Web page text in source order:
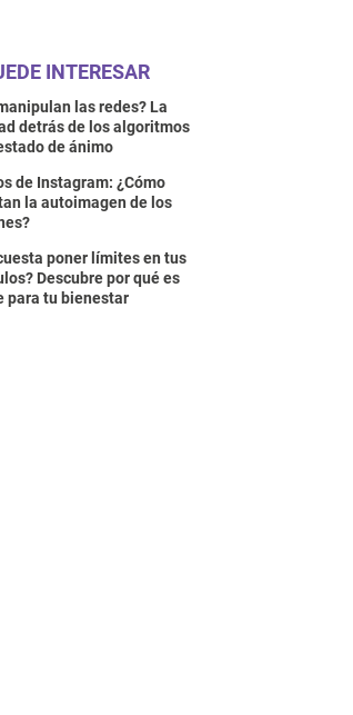
INTERESAR
las redes? La
detrás de los algoritmos
de ánimo
de Instagram: ¿Cómo
la autoimagen de los
poner límites en tus
Descubre por qué es
para tu bienestar